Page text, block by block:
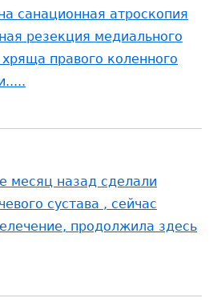
санационная атроскопия
резекция медиального
правого коленного
месяц назад сделали
сустава , сейчас
продолжила здесь